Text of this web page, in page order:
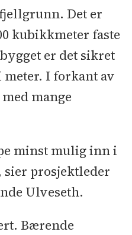
TH Bhas
Tak l
Air l Glass og
gulv:
l
Buer
HBH
GlasslRekkverk:
Det er
kubikkmeter faste
er det sikret
I forkant av
mange
minst mulig inn i
sier prosjektleder
Ulveseth.
Bærende